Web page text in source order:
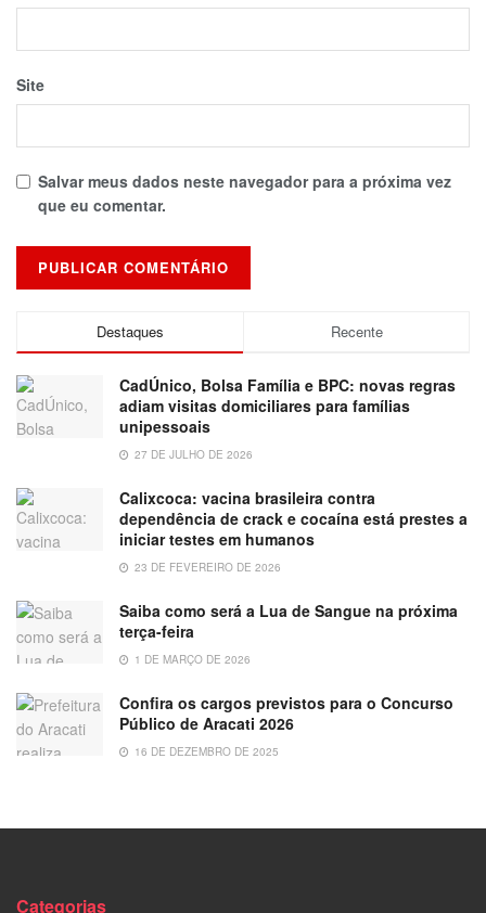
Site
Salvar meus dados neste navegador para a próxima vez
que eu comentar.
Destaques Recente
CadÚnico, Bolsa Família e BPC: novas regras
adiam visitas domiciliares para famílias
unipessoais
27 DE JULHO DE 2026
Calixcoca: vacina brasileira contra
dependência de crack e cocaína está prestes a
iniciar testes em humanos
23 DE FEVEREIRO DE 2026
Saiba como será a Lua de Sangue na próxima
terça-feira
1 DE MARÇO DE 2026
Confira os cargos previstos para o Concurso
Público de Aracati 2026
16 DE DEZEMBRO DE 2025
Categorias